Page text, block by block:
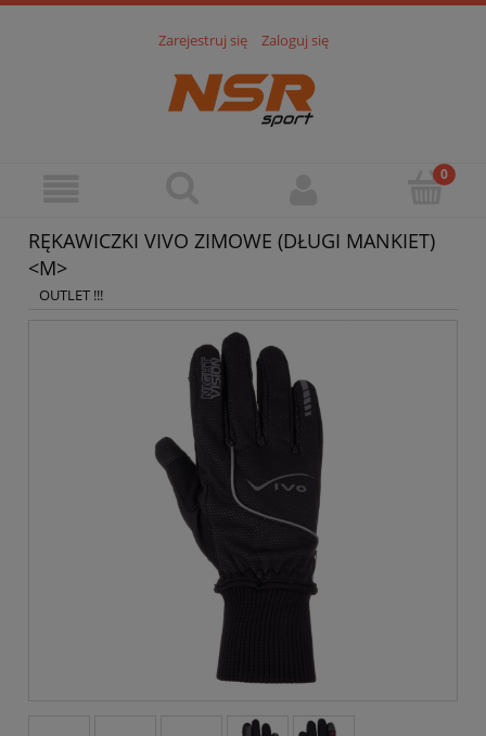
Zarejestruj się Zaloguj się
RĘKAWICZKI VIVO ZIMOWE (DŁUGI MANKIET)
<M>
OUTLET !!!